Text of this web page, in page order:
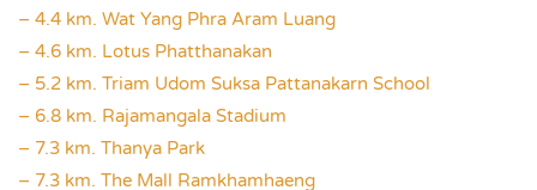
– 4.4 km. Wat Yang Phra Aram Luang
– 4.6 km. Lotus Phatthanakan
– 5.2 km. Triam Udom Suksa Pattanakarn School
– 6.8 km. Rajamangala Stadium
– 7.3 km. Thanya Park
– 7.3 km. The Mall Ramkhamhaeng